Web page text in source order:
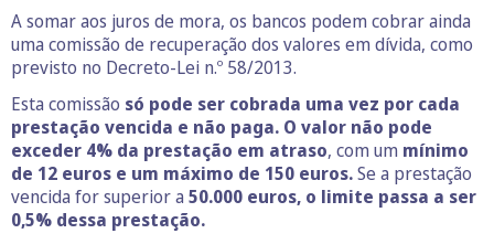
A somar aos juros de mora, os bancos podem cobrar ainda
uma comissão de recuperação dos valores em dívida, como
previsto no Decreto-Lei n.º 58/2013.
Esta comissão só pode ser cobrada uma vez por cada
prestação vencida e não paga. O valor não pode
exceder 4% da prestação em atraso, com um mínimo
de 12 euros e um máximo de 150 euros.Se a prestação
vencida for superior a 50.000 euros, o limite passa a ser
0,5% dessa prestação.